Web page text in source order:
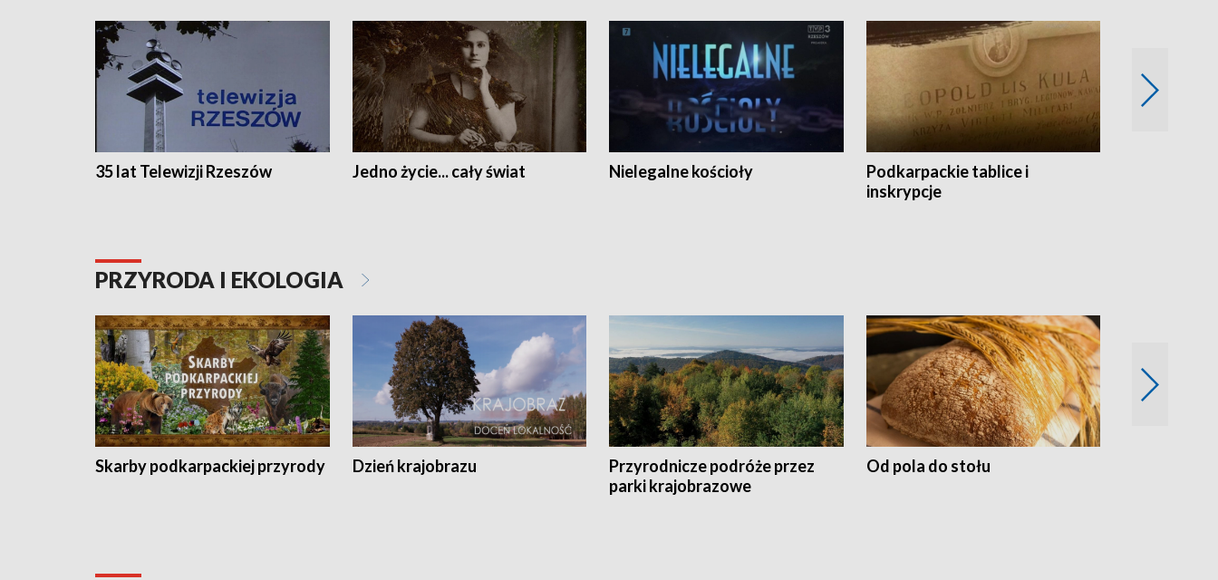
35 lat Telewizji Rzeszów Jedno życie... cały świat Nielegalne kościoły
Podkarpackie tablice i
inskrypcje
PRZYRODA I EKOLOGIA
Skarby podkarpackiej przyrody Dzień krajobrazu
Przyrodnicze podróże przez
parki krajobrazowe
Od pola do stołu